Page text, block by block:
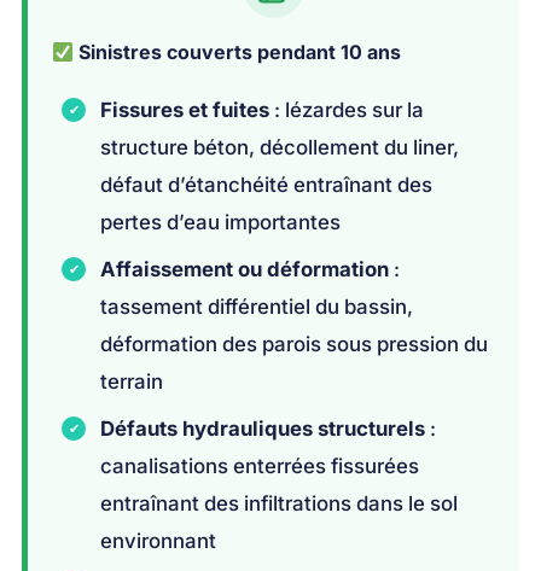
Sinistres couverts pendant 10 ans
Fissures et fuites : lézardes sur la
structure béton, décollement du liner,
défaut d’étanchéité entraînant des
pertes d’eau importantes
Affaissement ou déformation :
tassement différentiel du bassin,
déformation des parois sous pression du
terrain
Défauts hydrauliques structurels :
canalisations enterrées fissurées
entraînant des infiltrations dans le sol
environnant